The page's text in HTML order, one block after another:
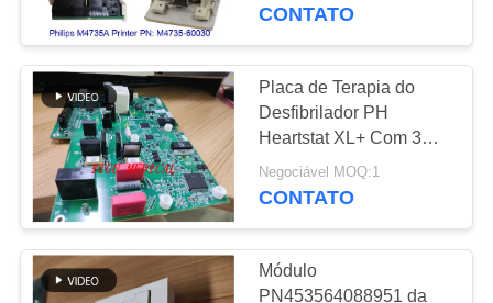
SOBRE
NÓS
VISITA
FÁBRICA
Reparo do módulo
do MMS
54
CONTATO
Placa de Terapia do
Desfibrilador PH
Heartstat XL+ Com 3
Meses de Garantia
Negociável MOQ:1
CONTATO
Módulo
PN453564088951 da